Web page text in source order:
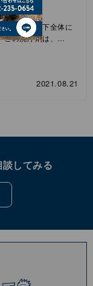
その後、床下全体に
この洗浄剤は、…
2021.08.21
してみる